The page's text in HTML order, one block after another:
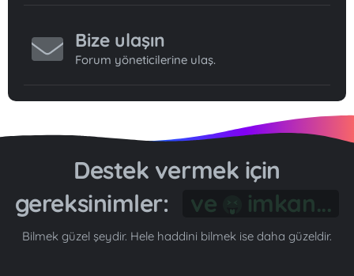
Bize ulaşın
Forum yöneticilerine ulaş.
Destek vermek için
gereksinimler:
Gönül...
Bilmek güzel şeydir. Hele haddini bilmek ise daha güzeldir.